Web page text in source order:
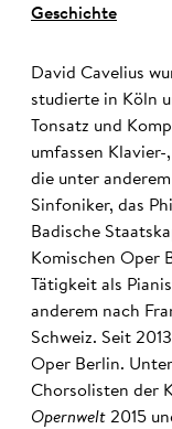
Geschichte
David Cavelius
studierte in Köln
Tonsatz und
umfassen
die unter
Sinfoniker, das
Badische
Komischen Oper
Tätigkeit als
anderem nach
Schweiz. Seit
Oper Berlin.
Chorsolisten der
Opernwelt 2015